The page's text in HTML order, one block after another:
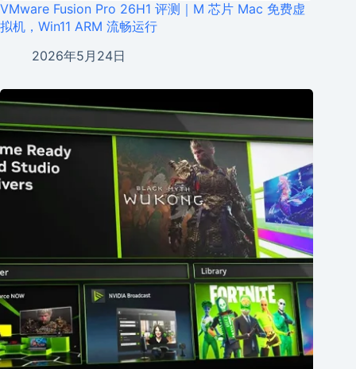
VMware Fusion Pro 26H1 评测｜M 芯片 Mac 免费虚
拟机，Win11 ARM 流畅运行
2026年5月24日